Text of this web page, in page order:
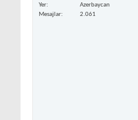
Yer
Azerbaycan
Mesajlar
2.061